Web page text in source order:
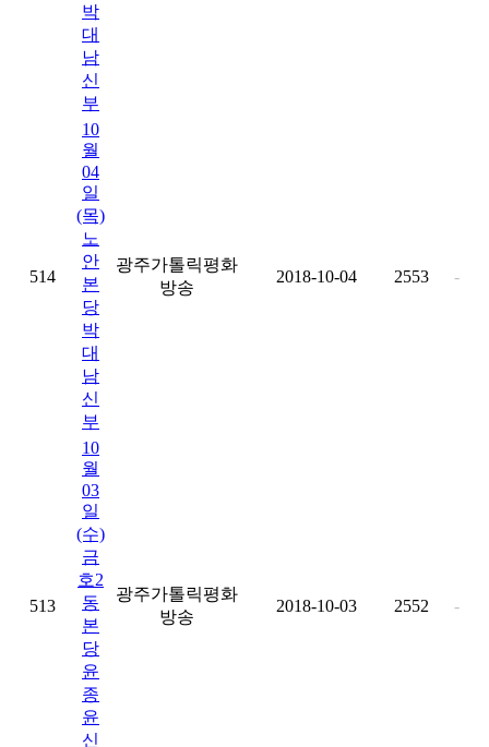
박
대
남
신
부
514
10
월
04
일
(목)
노
안
본
당
박
대
남
신
부
광주가톨릭평화
방송
2018-10-04 2553 -
513
10
월
03
일
(수)
금
호2
동
본
당
윤
종
윤
신
광주가톨릭평화
방송
2018-10-03 2552 -